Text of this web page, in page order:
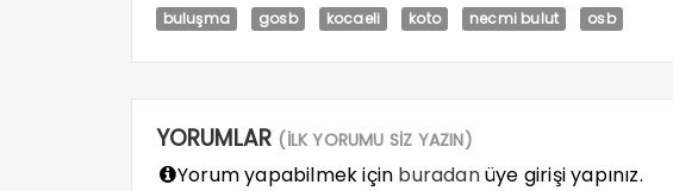
buluşma gosb kocaeli koto necmi bulut osb
YORUMLAR (İLK YORUMU SİZ YAZIN)
Yorum yapabilmek için buradanüye girişi yapınız.